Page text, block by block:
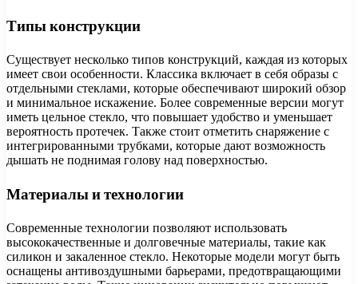
Типы конструкции
Существует несколько типов конструкций, каждая из которых
имеет свои особенности. Классика включает в себя образы с
отдельными стеклами, которые обеспечивают широкий обзор
и минимальное искажение. Более современные версии могут
иметь цельное стекло, что повышает удобство и уменьшает
вероятность протечек. Также стоит отметить снаряжение с
интегрированными трубками, которые дают возможность
дышать не поднимая голову над поверхностью.
Материалы и технологии
Современные технологии позволяют использовать
высококачественные и долговечные материалы, такие как
силикон и закаленное стекло. Некоторые модели могут быть
оснащены антивоздушными барьерами, предотвращающими